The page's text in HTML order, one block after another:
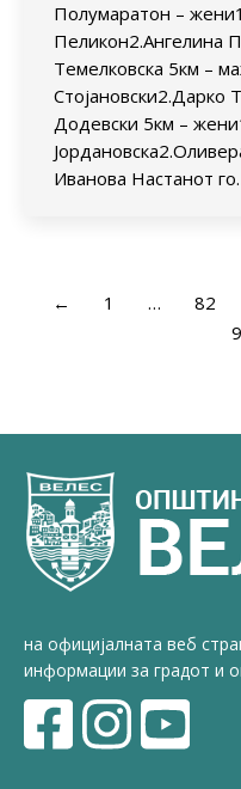
Полумаратон –
Пеликон2.Ангелина
Темелковска 5км –
Стојановски2.Дарко
Додевски 5км –
Иванова Настанот
← 1 … 82
на официјалната веб
информации за градот и